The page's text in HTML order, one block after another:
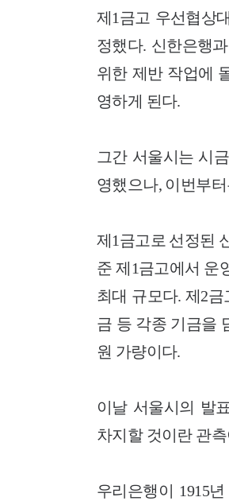
제1금고 우선협상
정했다. 신한은행
위한 제반 작업에
영하게 된다.
그간 서울시는 시
영했으나, 이번부
제1금고로 선정된
준 제1금고에서 운
최대 규모다. 제2
금 등 각종 기금을
원 가량이다.
이날 서울시의 발
차지할 것이란 관
우리은행이 1915